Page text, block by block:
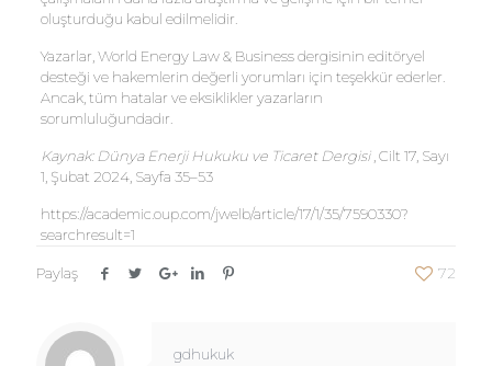
oluşturduğu kabul edilmelidir.
Yazarlar, World Energy Law & Business dergisinin editöryel
desteği ve hakemlerin değerli yorumları için teşekkür ederler.
Ancak, tüm hatalar ve eksiklikler yazarların
sorumluluğundadır.
Kaynak: Dünya Enerji Hukuku ve Ticaret Dergisi, Cilt 17, Sayı
1, Şubat 2024, Sayfa 35–53
https://academic.oup.com/jwelb/article/17/1/35/7590330?
searchresult=1
Paylaş 72
gdhukuk